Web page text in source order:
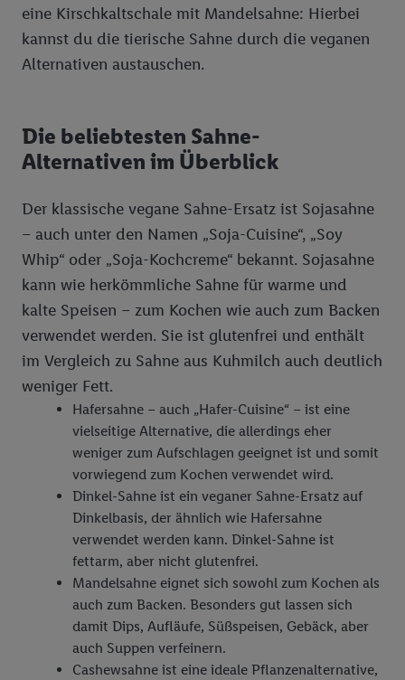
eine Kirschkaltschale mit Mandelsahne: Hierbei
kannst du die tierische Sahne durch die veganen
Alternativen austauschen.
Die beliebtesten Sahne-
Alternativen im Überblick
Der klassische vegane Sahne-Ersatz ist Sojasahne
– auch unter den Namen „Soja-Cuisine“, „Soy
Whip“ oder „Soja-Kochcreme“ bekannt. Sojasahne
kann wie herkömmliche Sahne für warme und
kalte Speisen – zum Kochen wie auch zum Backen
verwendet werden. Sie ist glutenfrei und enthält
im Vergleich zu Sahne aus Kuhmilch auch deutlich
weniger Fett.
Hafersahne – auch „Hafer-Cuisine“ – ist eine
vielseitige Alternative, die allerdings eher
weniger zum Aufschlagen geeignet ist und somit
vorwiegend zum Kochen verwendet wird.
Dinkel-Sahne ist ein veganer Sahne-Ersatz auf
Dinkelbasis, der ähnlich wie Hafersahne
verwendet werden kann. Dinkel-Sahne ist
fettarm, aber nicht glutenfrei.
Mandelsahne eignet sich sowohl zum Kochen als
auch zum Backen. Besonders gut lassen sich
damit Dips, Aufläufe, Süßspeisen, Gebäck, aber
auch Suppen verfeinern.
Cashewsahne ist eine ideale Pflanzenalternative,